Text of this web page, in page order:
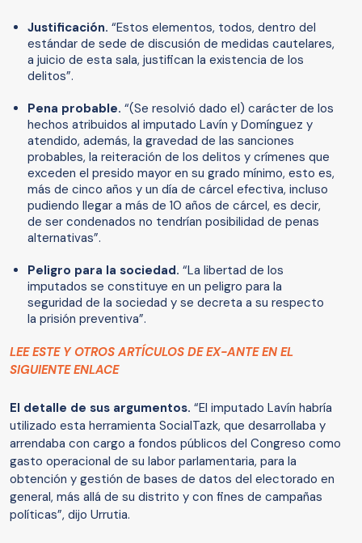
Justificación. “Estos elementos, todos, dentro del
estándar de sede de discusión de medidas cautelares,
a juicio de esta sala, justifican la existencia de los
delitos”.
Pena probable. “(Se resolvió dado el) carácter de los
hechos atribuidos al imputado Lavín y Domínguez y
atendido, además, la gravedad de las sanciones
probables, la reiteración de los delitos y crímenes que
exceden el presido mayor en su grado mínimo, esto es,
más de cinco años y un día de cárcel efectiva, incluso
pudiendo llegar a más de 10 años de cárcel, es decir,
de ser condenados no tendrían posibilidad de penas
alternativas”.
Peligro para la sociedad. “La libertad de los
imputados se constituye en un peligro para la
seguridad de la sociedad y se decreta a su respecto
la prisión preventiva”.
LEE ESTE Y OTROS ARTÍCULOS DE EX-ANTE EN EL
SIGUIENTE ENLACE
El detalle de sus argumentos. “El imputado Lavín habría
utilizado esta herramienta SocialTazk, que desarrollaba y
arrendaba con cargo a fondos públicos del Congreso como
gasto operacional de su labor parlamentaria, para la
obtención y gestión de bases de datos del electorado en
general, más allá de su distrito y con fines de campañas
políticas”, dijo Urrutia.